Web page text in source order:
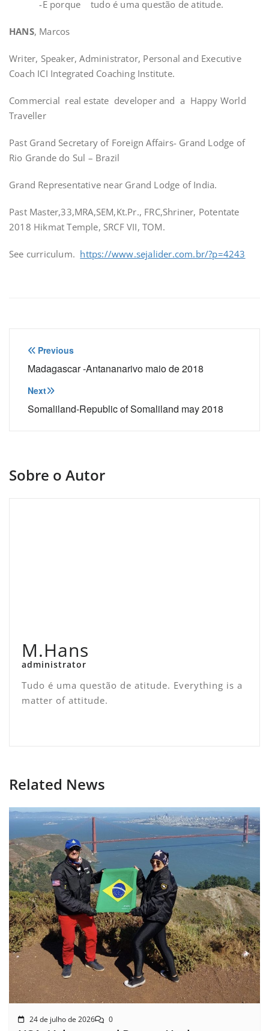
-E porque tudo é uma questão de atitude.
HANS, Marcos
Writer, Speaker, Administrator, Personal and Executive
Coach ICI Integrated Coaching Institute.
Commercial real estate developer and a Happy World
Traveller
Past Grand Secretary of Foreign Affairs- Grand Lodge of
Rio Grande do Sul – Brazil
Grand Representative near Grand Lodge of India.
Past Master,33,MRA,SEM,Kt.Pr., FRC,Shriner, Potentate
2018 Hikmat Temple, SRCF VII, TOM.
See curriculum. https://www.sejalider.com.br/?p=4243
Navegação
de
Post
Previous
Madagascar -Antananarivo maio de 2018
Next
Somaliland-Republic of Somaliland may 2018
Sobre o Autor
M.Hans
administrator
Tudo é uma questão de atitude. Everything is a
matter of attitude.
Related News
24 de julho de 2026 0